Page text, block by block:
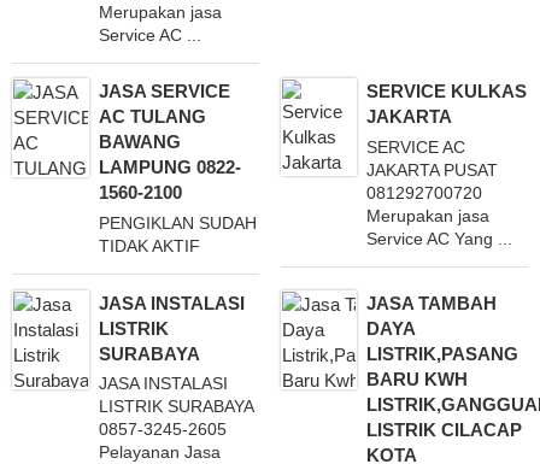
Merupakan jasa
Service AC ...
JASA SERVICE
AC TULANG
BAWANG
LAMPUNG 0822-
1560-2100
PENGIKLAN SUDAH
TIDAK AKTIF
SERVICE KULKAS
JAKARTA
SERVICE AC
JAKARTA PUSAT
081292700720
Merupakan jasa
Service AC Yang ...
JASA INSTALASI
LISTRIK
SURABAYA
JASA INSTALASI
LISTRIK SURABAYA
0857-3245-2605
Pelayanan Jasa
JASA TAMBAH
DAYA
LISTRIK,PASANG
BARU KWH
LISTRIK CILACAP
KOTA